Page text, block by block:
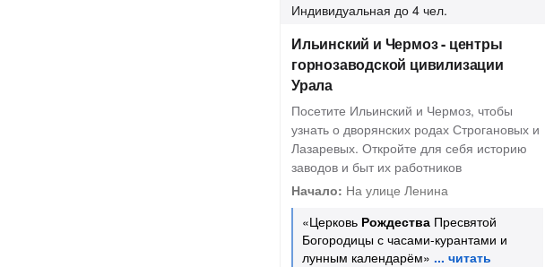
Индивидуальная до 4 чел.
Ильинский и Чермоз - центры
горнозаводской цивилизации
Урала
Посетите Ильинский и Чермоз, чтобы
узнать о дворянских родах Строгановых и
Лазаревых. Откройте для себя историю
заводов и быт их работников
Начало: На улице Ленина
«Церковь Рождества Пресвятой
Богородицы с часами-курантами и
лунным календарём»